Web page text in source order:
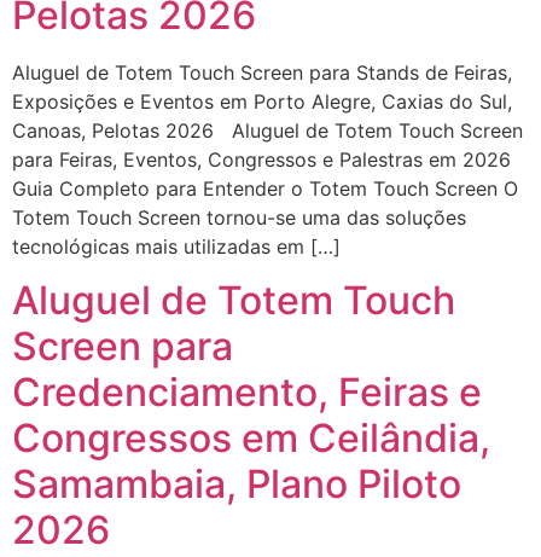
Pelotas 2026
Aluguel de Totem Touch Screen para Stands de Feiras,
Exposições e Eventos em Porto Alegre, Caxias do Sul,
Canoas, Pelotas 2026 Aluguel de Totem Touch Screen
para Feiras, Eventos, Congressos e Palestras em 2026
Guia Completo para Entender o Totem Touch Screen O
Totem Touch Screen tornou-se uma das soluções
tecnológicas mais utilizadas em […]
Aluguel de Totem Touch
Screen para
Credenciamento, Feiras e
Congressos em Ceilândia,
Samambaia, Plano Piloto
2026